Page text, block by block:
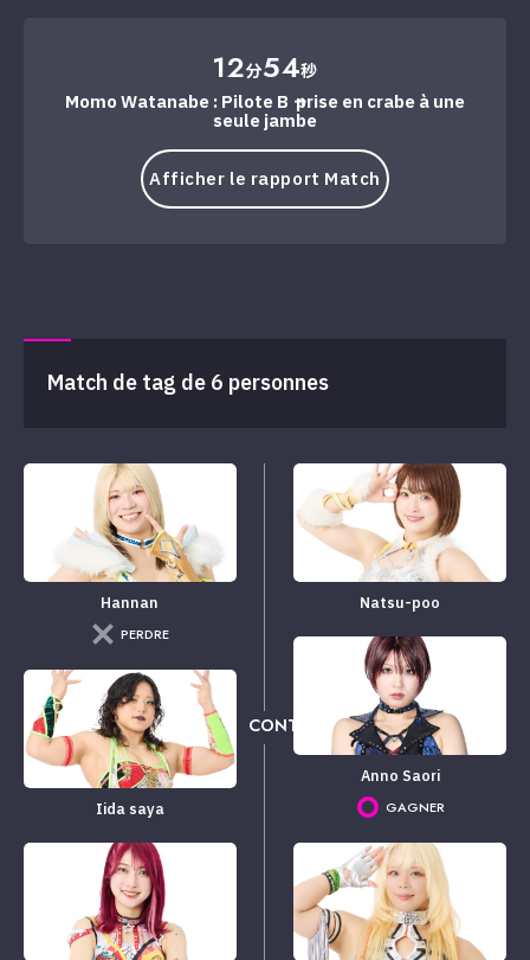
12分54秒
Momo Watanabe : Pilote B → prise en crabe à une
seule jambe
Afficher le rapport Match
Match de tag de 6 personnes
Hannan
PERDRE
Iida saya
CONTRE
Natsu-poo
Anno Saori
GAGNER